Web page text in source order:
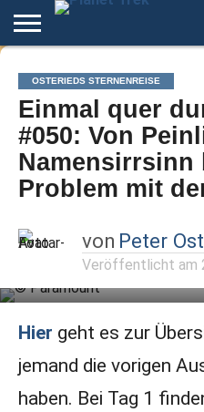
Home
Der
Podcast
Über
Star
Trek
Artikel
Andere
Welten
Autoren
Night
Mode
OSTERIEDS STERNENREISE
Einmal quer
#050: Von
Namensirrsinn
Problem mit
von Peter
Veröffentlicht am
Hier geht es zur
jemand die vorigen
haben. Bei Tag 1